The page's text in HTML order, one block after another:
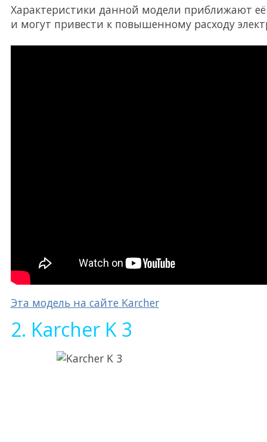
Характеристики данной модели приближают
и могут привести к повышенному расходу
Эта модель на сайте Karcher
2. Karcher K 3